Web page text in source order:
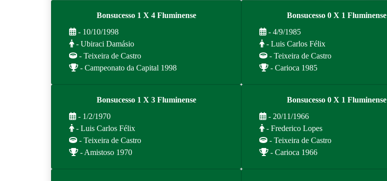
Bonsucesso 1 X 4 Fluminense
- 10/10/1998
- Ubiraci Damásio
- Teixeira de Castro
- Campeonato da Capital 1998
Bonsucesso 0 X 1 Fluminense
- 4/9/1985
- Luis Carlos Félix
- Teixeira de Castro
- Carioca 1985
Bonsucesso 1 X 3 Fluminense
- 1/2/1970
- Luis Carlos Félix
- Teixeira de Castro
- Amistoso 1970
Bonsucesso 0 X 1 Fluminense
- 20/11/1966
- Frederico Lopes
- Teixeira de Castro
- Carioca 1966